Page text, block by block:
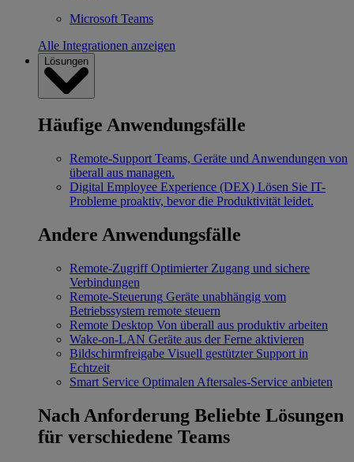
Microsoft Teams
Alle Integrationen anzeigen
Lösungen
Häufige Anwendungsfälle
Remote-Support Teams, Geräte und Anwendungen von
überall aus managen.
Digital Employee Experience (DEX) Lösen Sie IT-
Probleme proaktiv, bevor die Produktivität leidet.
Andere Anwendungsfälle
Remote-Zugriff Optimierter Zugang und sichere
Verbindungen
Remote-Steuerung Geräte unabhängig vom
Betriebssystem remote steuern
Remote Desktop Von überall aus produktiv arbeiten
Wake-on-LAN Geräte aus der Ferne aktivieren
Bildschirmfreigabe Visuell gestützter Support in
Echtzeit
Smart Service Optimalen Aftersales-Service anbieten
Nach Anforderung Beliebte Lösungen
für verschiedene Teams